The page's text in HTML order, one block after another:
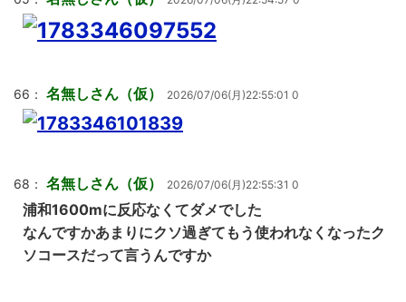
66： 名無しさん（仮） 2026/07/06(月)22:55:01 0
68： 名無しさん（仮） 2026/07/06(月)22:55:31 0
浦和1600mに反応なくてダメでした
なんですかあまりにクソ過ぎてもう使われなくなったク
ソコースだって言うんですか